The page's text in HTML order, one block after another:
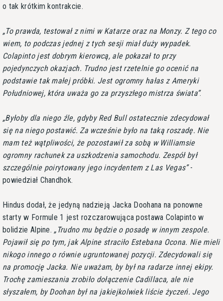
o tak krótkim kontrakcie.
To prawda, testował z nimi w Katarze oraz na Monzy. Z tego co
wiem, to podczas jednej z tych sesji miał duży wypadek.
Colapinto jest dobrym kierowcą, ale pokazał to przy
pojedynczych okazjach. Trudno jest rzetelnie go ocenić na
podstawie tak małej próbki. Jest ogromny hałas z Ameryki
Południowej, która uważa go za przyszłego mistrza świata .
Byłoby dla niego źle, gdyby Red Bull ostatecznie zdecydował
się na niego postawić. Za wcześnie było na taką roszadę. Nie
mam też wątpliwości, że pozostawił za sobą w Williamsie
ogromny rachunek za uszkodzenia samochodu. Zespół był
szczególnie poirytowany jego incydentem z Las Vegas -
powiedział Chandhok.
Hindus dodał, że jedyną nadzieją Jacka Doohana na ponowne
starty w Formule 1 jest rozczarowująca postawa Colapinto w
bolidzie Alpine.
Trudno mu będzie o posadę w innym zespole.
Pojawił się po tym, jak Alpine straciło Estebana Ocona. Nie mieli
nikogo innego o równie ugruntowanej pozycji. Zdecydowali się
na promocję Jacka. Nie uważam, by był na radarze innej ekipy.
Trochę zamieszania zrobiło dołączenie Cadillaca, ale nie
słyszałem, by Doohan był na jakiejkolwiek liście życzeń. Jego